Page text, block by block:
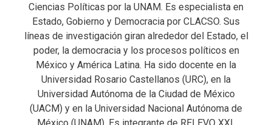
Ciencias Políticas por la UNAM. Es especialista en
Estado, Gobierno y Democracia por CLACSO. Sus
líneas de investigación giran alrededor del Estado, el
poder, la democracia y los procesos políticos en
México y América Latina. Ha sido docente en la
Universidad Rosario Castellanos (URC), en la
Universidad Autónoma de la Ciudad de México
(UACM) y en la Universidad Nacional Autónoma de
México (UNAM). Es integrante de RELEVO XXI.